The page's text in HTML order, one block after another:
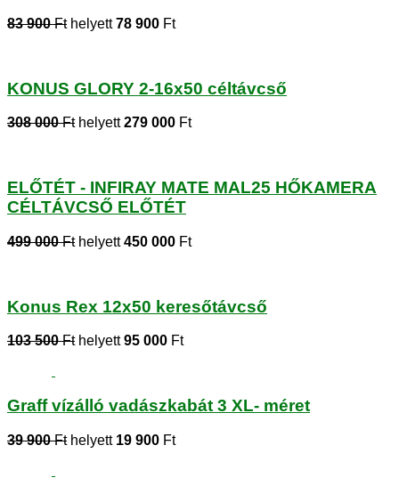
83 900 Fthelyett78 900 Ft
KONUS GLORY 2-16x50 céltávcső
308 000 Fthelyett279 000 Ft
ELŐTÉT - INFIRAY MATE MAL25 HŐKAMERA
CÉLTÁVCSŐ ELŐTÉT
499 000 Fthelyett450 000 Ft
Konus Rex 12x50 keresőtávcső
103 500 Fthelyett95 000 Ft
Graff vízálló vadászkabát 3 XL- méret
39 900 Fthelyett 19 900 Ft